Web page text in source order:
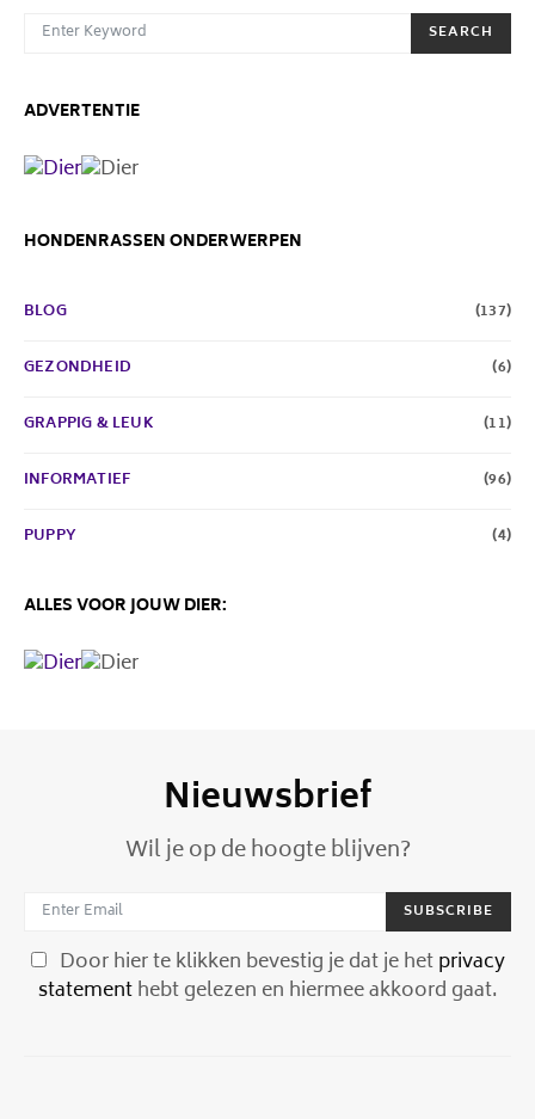
SEARCH FOR:
SEARCH
ADVERTENTIE
HONDENRASSEN ONDERWERPEN
BLOG (137)
GEZONDHEID (6)
GRAPPIG & LEUK (11)
INFORMATIEF (96)
PUPPY (4)
ALLES VOOR JOUW DIER:
Nieuwsbrief
Wil je op de hoogte blijven?
SUBSCRIBE
Door hier te klikken bevestig je dat je hetprivacy
statementhebt gelezen en hiermee akkoord gaat.